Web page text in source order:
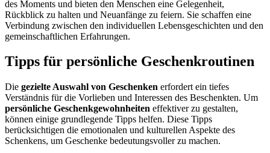
des Moments und bieten den Menschen eine Gelegenheit,
Rückblick zu halten und Neuanfänge zu feiern. Sie schaffen eine
Verbindung zwischen den individuellen Lebensgeschichten und den
gemeinschaftlichen Erfahrungen.
Tipps für persönliche Geschenkroutinen
Die gezielte Auswahl von Geschenken erfordert ein tiefes
Verständnis für die Vorlieben und Interessen des Beschenkten. Um
persönliche Geschenkgewohnheiten effektiver zu gestalten,
können einige grundlegende Tipps helfen. Diese Tipps
berücksichtigen die emotionalen und kulturellen Aspekte des
Schenkens, um Geschenke bedeutungsvoller zu machen.